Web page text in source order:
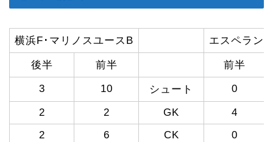
横浜F･マリノスユースB エスペラン
後半 前半 前半
3 10 シュート 0
2 2 GK
4
2
6 CK
0